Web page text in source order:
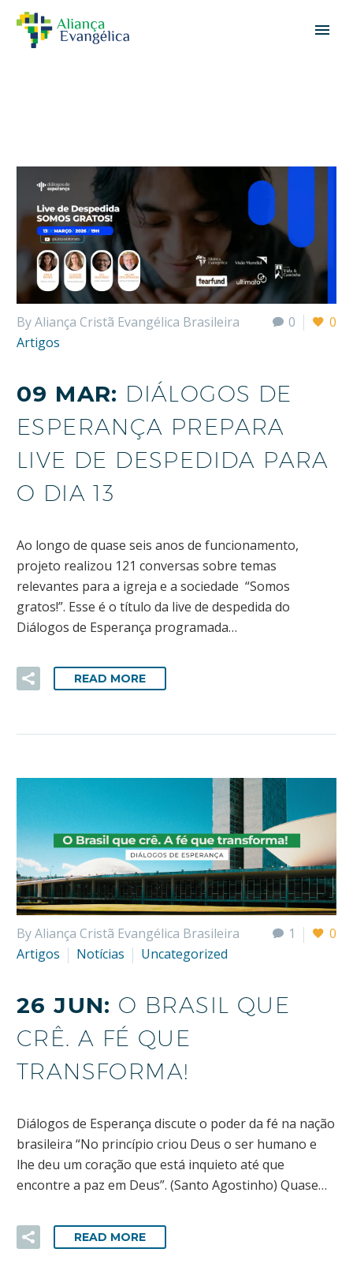
0 0
By Aliança Cristã Evangélica Brasileira
Artigos
09 MAR: DIÁLOGOS DE
ESPERANÇA PREPARA
LIVE DE DESPEDIDA PARA
O DIA 13
Ao longo de quase seis anos de funcionamento,
projeto realizou 121 conversas sobre temas
relevantes para a igreja e a sociedade “Somos
gratos!”. Esse é o título da live de despedida do
Diálogos de Esperança programada…
READ MORE
1 0
By Aliança Cristã Evangélica Brasileira
Artigos
Notícias Uncategorized
26 JUN: O BRASIL QUE
CRÊ. A FÉ QUE
TRANSFORMA!
Diálogos de Esperança discute o poder da fé na nação
brasileira “No princípio criou Deus o ser humano e
lhe deu um coração que está inquieto até que
encontre a paz em Deus”. (Santo Agostinho) Quase…
READ MORE